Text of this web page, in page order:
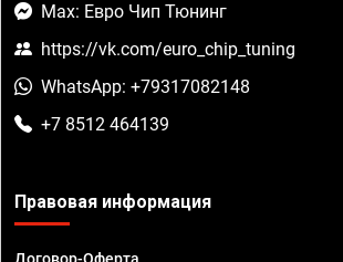
Max: Евро Чип Тюнинг
https://vk.com/euro_chip_tuning
WhatsApp: +79317082148
+7 8512 464139
Правовая информация